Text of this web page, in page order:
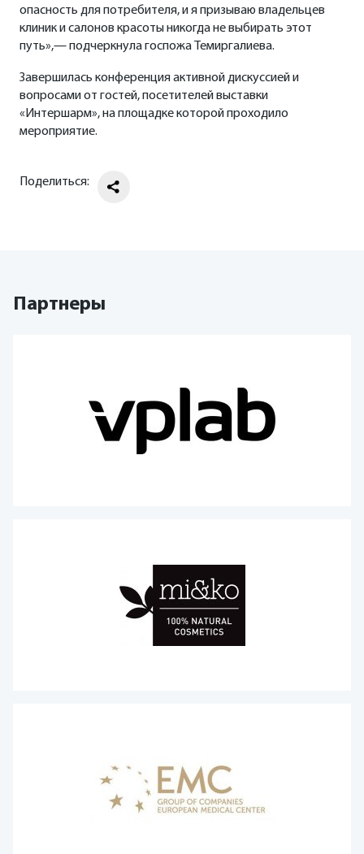
опасность для потребителя, и я призываю владельцев
клиник и салонов красоты никогда не выбирать этот
путь»,— подчеркнула госпожа Темиргалиева.
Завершилась конференция активной дискуссией и
вопросами от гостей, посетителей выставки
«Интершарм», на площадке которой проходило
мероприятие.
Поделиться:
Партнеры